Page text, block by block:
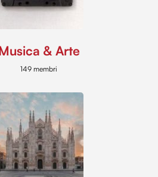
& Arte
149 membri